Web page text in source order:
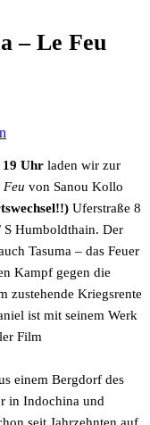
– Le Feu
19 Uhr laden wir zur
Feu von Sanou Kollo
Uferstraße 8
S Humboldthain. Der
Tasuma – das Feuer
Kampf gegen die
zustehende Kriegsrente
ist mit seinem Werk
Film
einem Bergdorf des
in Indochina und